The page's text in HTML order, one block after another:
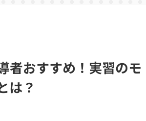
者おすすめ！実習のモ
は？